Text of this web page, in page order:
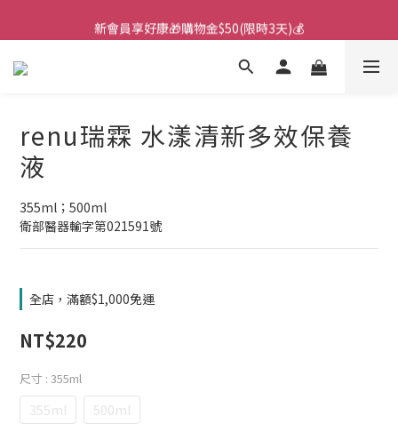
🌙韓國直送！遊樂園月拋新上市！🌙
新會員享好康🎁購物金$50(限時3天)💰
🌙韓國直送！遊樂園月拋新上市！🌙
renu瑞霖 水漾清新多效保養
液
355ml；500ml
衛部醫器輸字第021591號
全店，滿額$1,000免運
NT$220
尺寸 : 355ml
355ml 500ml